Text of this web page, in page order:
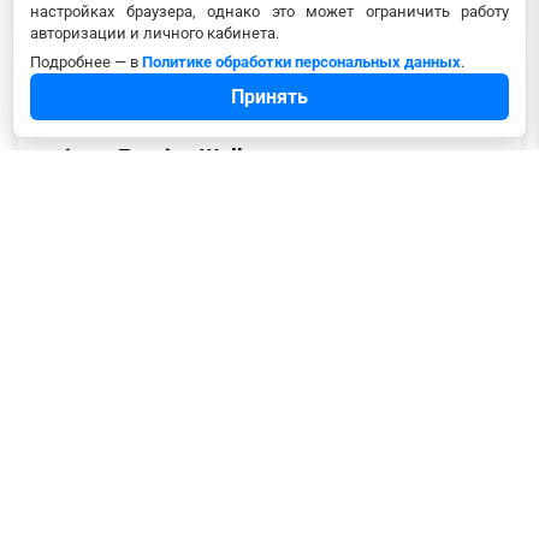
·13.07.2026, 18:13· Курское
Evening Walk
настройках браузера, однако это может ограничить работу
авторизации и личного кабинета.
Подробнее — в Политике обработки персональных данных.
Принять